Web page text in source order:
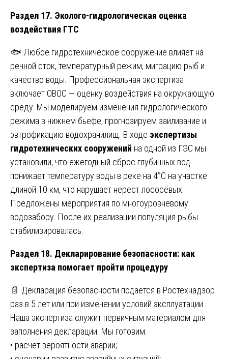
Раздел 17. Эколого-гидрологическая оценка
воздействия ГТС
🐟 Любое гидротехническое сооружение влияет на
речной сток, температурный режим, миграцию рыб и
качество воды. Профессиональная экспертиза
включает ОВОС — оценку воздействия на окружающую
среду. Мы моделируем изменения гидрологического
режима в нижнем бьефе, прогнозируем заиливание и
эвтрофикацию водохранилищ. В ходе экспертизы
гидротехнических сооружений на одной из ГЭС мы
установили, что ежегодный сброс глубинных вод
понижает температуру воды в реке на 4°C на участке
длиной 10 км, что нарушает нерест лососёвых.
Предложены мероприятия по многоуровневому
водозабору. После их реализации популяция рыбы
стабилизировалась.
Раздел 18. Декларирование безопасности: как
экспертиза помогает пройти процедуру
📄 Декларация безопасности подаётся в Ростехнадзор
раз в 5 лет или при изменении условий эксплуатации.
Наша экспертиза служит первичным материалом для
заполнения декларации. Мы готовим:
• расчёт вероятности аварии;